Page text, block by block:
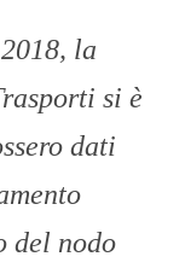
la
si è
dati
del nodo